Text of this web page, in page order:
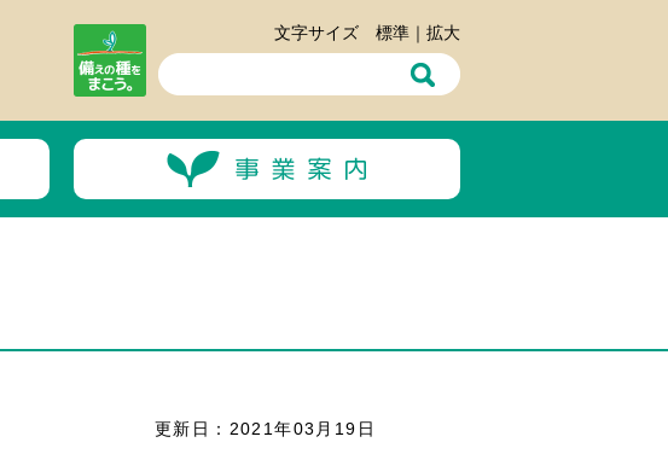
文字サイズ 標準 ｜ 拡大
更新日：2021年03月19日